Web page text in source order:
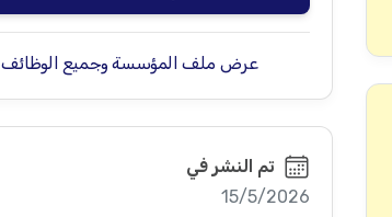
عرض ملف المؤسسة وجميع الوظائف
تم النشر في
15/5/2026